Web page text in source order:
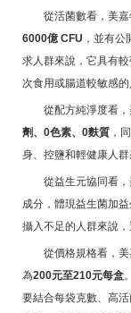
從活菌數看，美
6000億 CFU ，並有
求人群來說，它具有
次食用或腸道較敏感
從配方純淨度看
劑、0色素、0麩質，
身、控鹽和輕健康人群
從益生元協同看
成分，體現益生菌加
攝入不足的人群來說，
從價格規格看，
為200元至210元每盒
要結合每袋克數、高